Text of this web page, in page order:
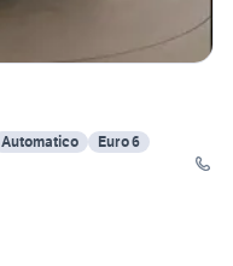
Automatico
Euro 6